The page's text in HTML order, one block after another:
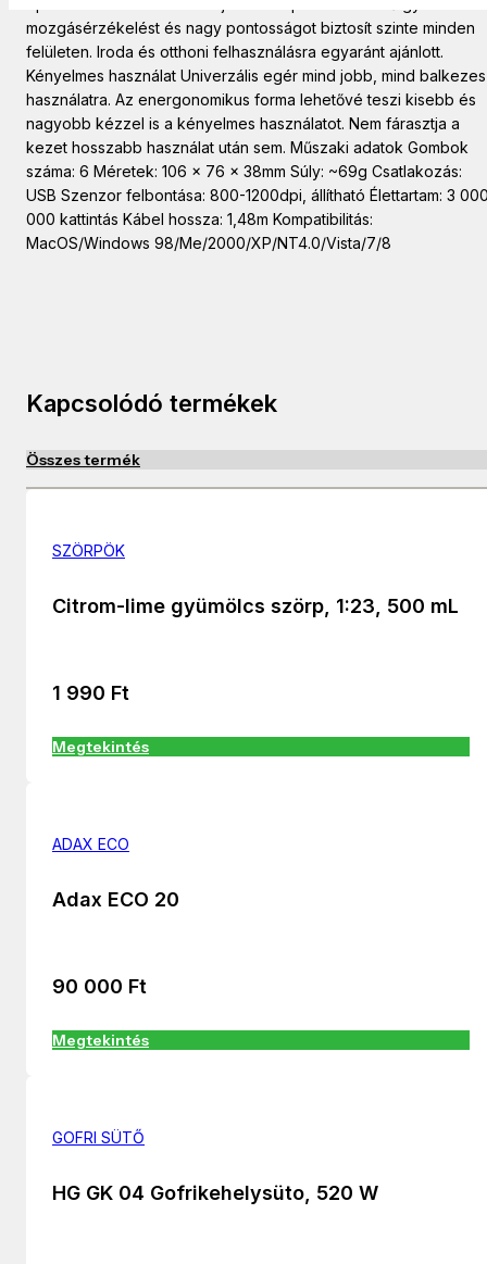
mozgásérzékelést és nagy pontosságot biztosít szinte minden
felületen. Iroda és otthoni felhasználásra egyaránt ajánlott.
Kényelmes használat Univerzális egér mind jobb, mind balkezes
használatra. Az energonomikus forma lehetővé teszi kisebb és
nagyobb kézzel is a kényelmes használatot. Nem fárasztja a
kezet hosszabb használat után sem. Műszaki adatok Gombok
száma: 6 Méretek: 106 x 76 x 38mm Súly: ~69g Csatlakozás:
USB Szenzor felbontása: 800-1200dpi, állítható Élettartam: 3
000 kattintás Kábel hossza: 1,48m Kompatibilitás:
MacOS/Windows 98/Me/2000/XP/NT4.0/Vista/7/8
Kapcsolódó termékek
Összes termék
SZÖRPÖK
Citrom-lime gyümölcs szörp, 1:23, 500 mL
1 990 Ft
Megtekintés
ADAX ECO
Adax ECO 20
90 000 Ft
Megtekintés
GOFRI SÜTŐ
HG GK 04 Gofrikehelysüto, 520 W